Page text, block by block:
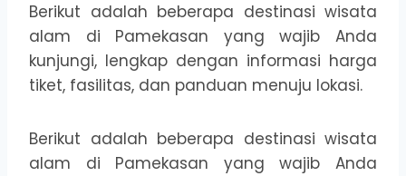
Berikut adalah beberapa destinasi wisata
alam di Pamekasan yang wajib Anda
kunjungi, lengkap dengan informasi harga
tiket, fasilitas, dan panduan menuju lokasi.
Berikut adalah beberapa destinasi wisata
alam di Pamekasan yang wajib Anda